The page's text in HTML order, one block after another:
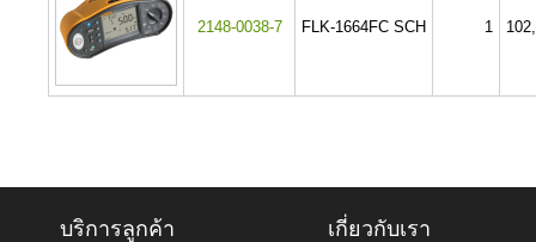
2148-0038-7 FLK-1664FC SCH 1
บริการลูกค้า เกี่ยวกับเรา